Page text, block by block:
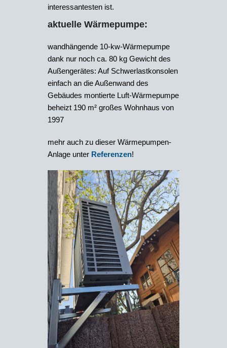
interessantesten ist.
aktuelle Wärmepumpe:
wandhängende 10-kw-Wärmepumpe
dank nur noch ca. 80 kg Gewicht des
Außengerätes: Auf Schwerlastkonsolen
einfach an die Außenwand des
Gebäudes montierte Luft-Wärmepumpe
beheizt 190 m² großes Wohnhaus von
1997
mehr auch zu dieser Wärmepumpen-
Anlage unter Referenzen!